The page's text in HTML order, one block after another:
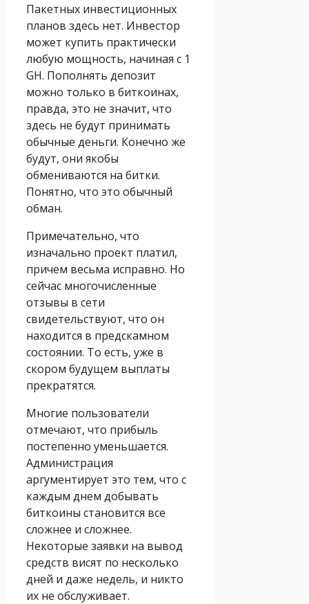
Пакетных инвестиционных
планов здесь нет. Инвестор
может купить практически
любую мощность, начиная с 1
GH. Пополнять депозит
можно только в биткоинах,
правда, это не значит, что
здесь не будут принимать
обычные деньги. Конечно же
будут, они якобы
обмениваются на битки.
Понятно, что это обычный
обман.
Примечательно, что
изначально проект платил,
причем весьма исправно. Но
сейчас многочисленные
отзывы в сети
свидетельствуют, что он
находится в предскамном
состоянии. То есть, уже в
скором будущем выплаты
прекратятся.
Многие пользователи
отмечают, что прибыль
постепенно уменьшается.
Администрация
аргументирует это тем, что с
каждым днем добывать
биткоины становится все
сложнее и сложнее.
Некоторые заявки на вывод
средств висят по несколько
дней и даже недель, и никто
их не обслуживает.